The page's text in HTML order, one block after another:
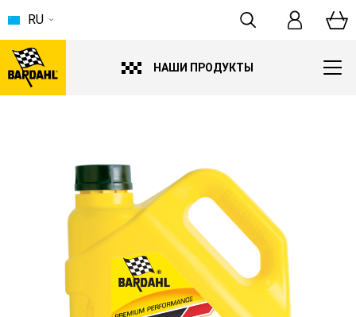
НАШИ ПРОДУКТЫ
RU